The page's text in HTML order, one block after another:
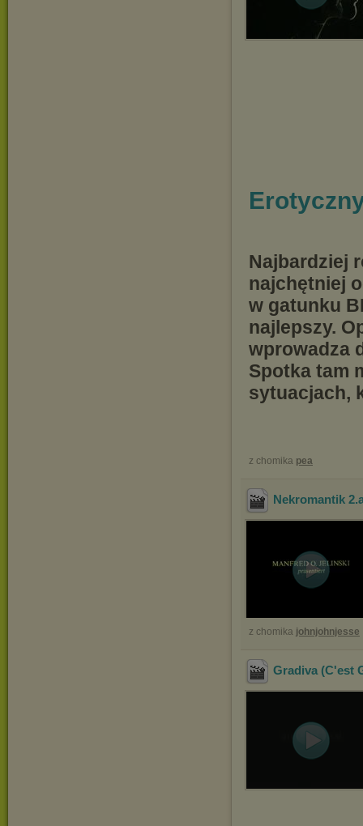
Najbardziej
najchętniej
w gatunku
najlepszy.
wprowadza
Spotka tam
sytuacjach,
z chomika pea
Nekromantik 2
z chomika johnjohnjesse
Gradiva (C'est